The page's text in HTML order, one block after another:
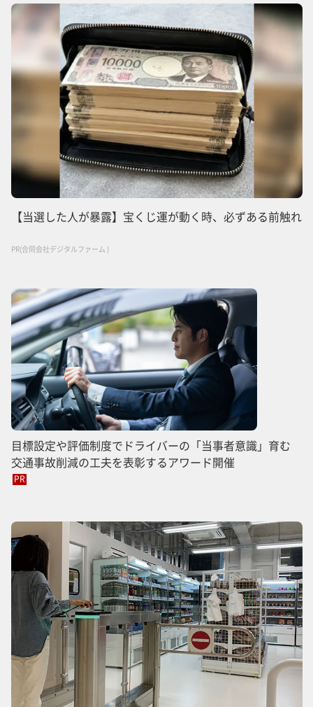
【当選した人が暴露】宝くじ運が動く時、必ずある前触れ
PR(合同会社デジタルファーム )
目標設定や評価制度でドライバーの「当事者意識」育む
交通事故削減の工夫を表彰するアワード開催
PR